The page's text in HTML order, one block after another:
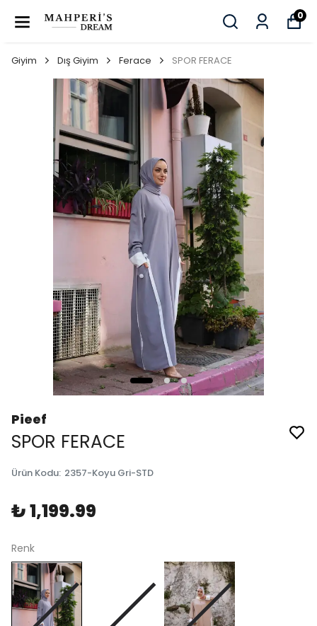
0
Giyim Dış Giyim Ferace SPOR FERACE
Pieef
SPOR FERACE
Ürün Kodu: 2357-Koyu Gri-STD
₺ 1,199.99
Renk